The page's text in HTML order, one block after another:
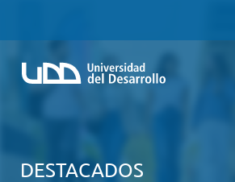
DESTACADOS